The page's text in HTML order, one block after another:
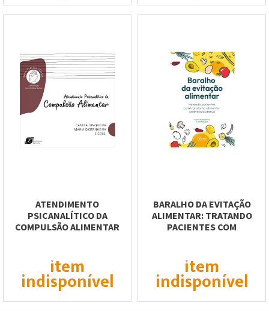
ATENDIMENTO
PSICANALÍTICO DA
COMPULSÃO ALIMENTAR
item
indisponível
BARALHO DA EVITAÇÃO
ALIMENTAR: TRATANDO
PACIENTES COM
item
indisponível